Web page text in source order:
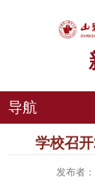
导航
学校召
发布者